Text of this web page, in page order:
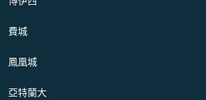
費城
鳳凰城
亞特蘭大